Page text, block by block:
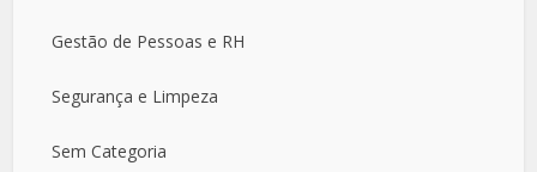
Gestão de Pessoas e RH
Segurança e Limpeza
Sem Categoria